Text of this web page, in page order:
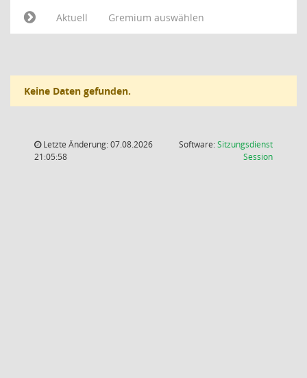
Aktuell
Gremium auswählen
Keine Daten gefunden.
Letzte Änderung: 07.08.2026
21:05:58
Software:Sitzungsdienst
Session(Wird in